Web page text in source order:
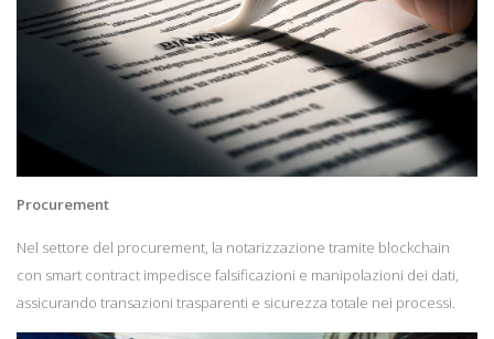
Procurement
Nel settore del procurement, la notarizzazione tramite blockchain
con smart contract impedisce falsificazioni e manipolazioni dei dati,
assicurando transazioni trasparenti e sicurezza totale nei processi.